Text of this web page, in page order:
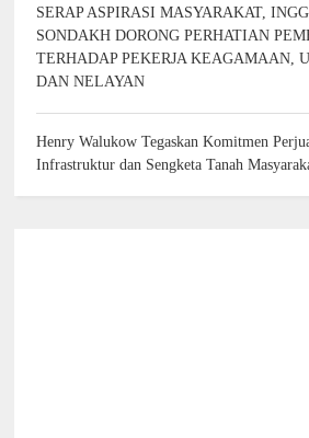
SERAP ASPIRASI MASYARAKAT,
SONDAKH DORONG PERHATIAN
TERHADAP PEKERJA KEAGAMAAN,
DAN NELAYAN
Henry Walukow Tegaskan Komitmen
Infrastruktur dan Sengketa Tanah